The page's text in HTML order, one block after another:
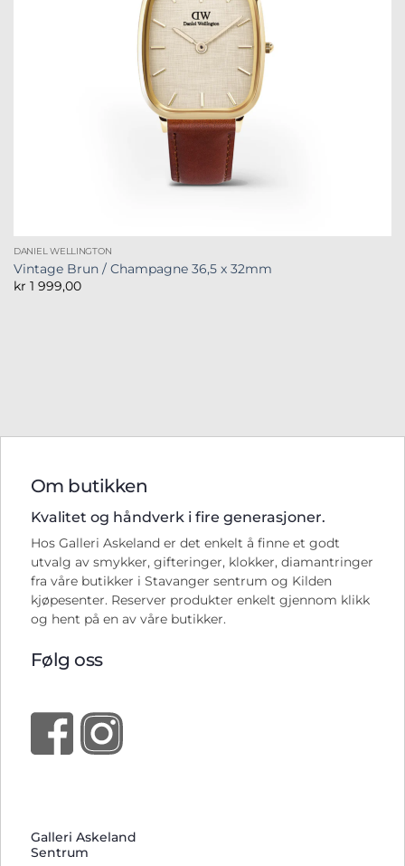
DANIEL WELLINGTON
Vintage Brun / Champagne 36,5 x 32mm
kr 1 999,00
Om butikken
Kvalitet og håndverk i fire generasjoner.
Hos Galleri Askeland er det enkelt å finne et godt
utvalg av smykker, gifteringer, klokker, diamantringer
fra våre butikker i Stavanger sentrum og Kilden
kjøpesenter. Reserver produkter enkelt gjennom klikk
og hent på en av våre butikker.
Følg oss
Galleri Askeland
Sentrum